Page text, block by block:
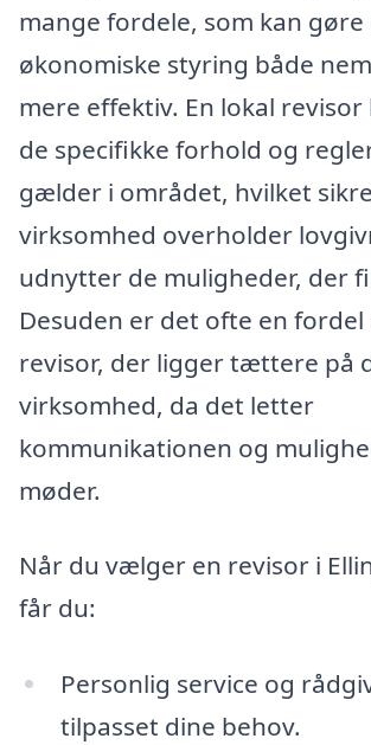
mange fordele, som kan gøre
økonomiske styring både
mere effektiv. En lokal
de specifikke forhold og
gælder i området, hvilket
virksomhed overholder
udnytter de muligheder, der
Desuden er det ofte en fordel
revisor, der ligger tættere på
virksomhed, da det letter
kommunikationen og
møder.
Når du vælger en revisor i
får du:
Personlig service og
tilpasset dine behov.